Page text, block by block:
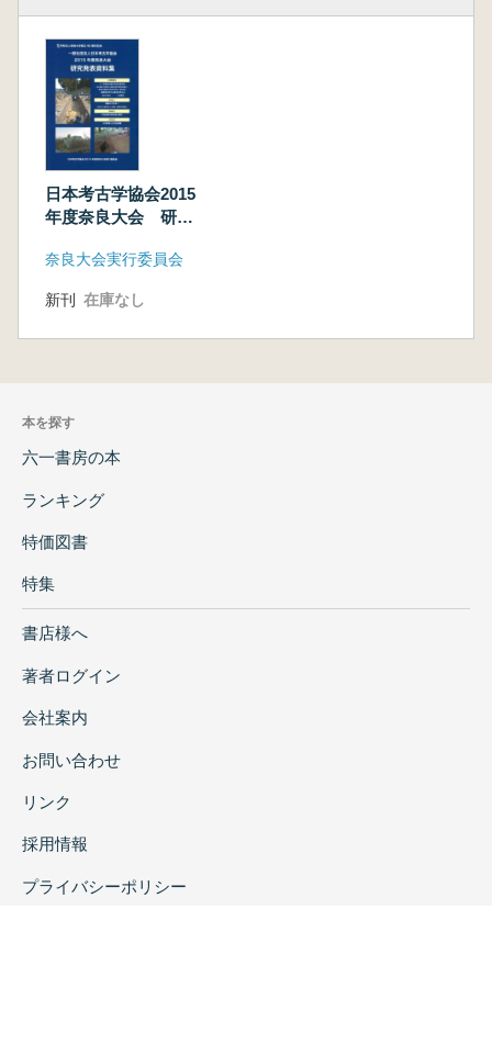
日本考古学協会2015
年度奈良大会 研究
奈良大会実行委員会
新刊 在庫なし
本を探す
六一書房の本
ランキング
特価図書
特集
書店様へ
著者ログイン
会社案内
お問い合わせ
リンク
採用情報
プライバシーポリシー